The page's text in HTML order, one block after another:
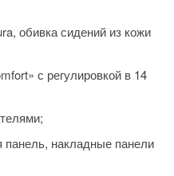
обивка сидений из кожи
с регулировкой в 14
панель, накладные панели